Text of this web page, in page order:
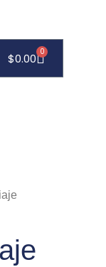
$0.00 0
Carrito